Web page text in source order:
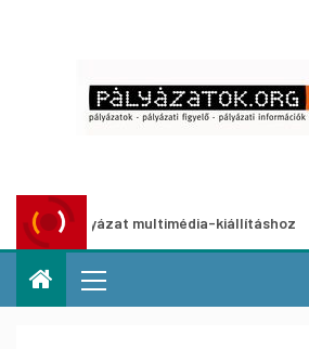
pályázat multimédia-kiállításhoz